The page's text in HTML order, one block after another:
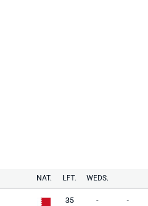
NAT. LFT. WEDS.
35 - -